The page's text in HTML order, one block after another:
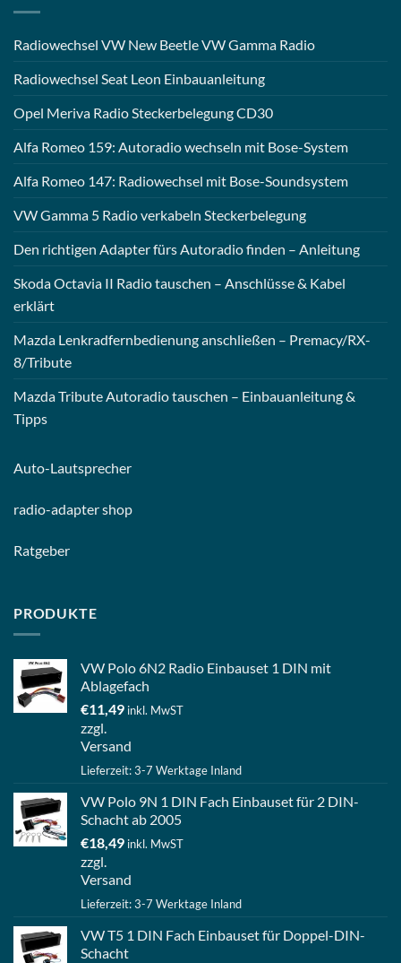
Radiowechsel VW New Beetle VW Gamma Radio
Radiowechsel Seat Leon Einbauanleitung
Opel Meriva Radio Steckerbelegung CD30
Alfa Romeo 159: Autoradio wechseln mit Bose-System
Alfa Romeo 147: Radiowechsel mit Bose-Soundsystem
VW Gamma 5 Radio verkabeln Steckerbelegung
Den richtigen Adapter fürs Autoradio finden – Anleitung
Skoda Octavia II Radio tauschen – Anschlüsse & Kabel
erklärt
Mazda Lenkradfernbedienung anschließen – Premacy/RX-
8/Tribute
Mazda Tribute Autoradio tauschen – Einbauanleitung &
Tipps
Auto-Lautsprecher
radio-adapter shop
Ratgeber
PRODUKTE
VW Polo 6N2 Radio Einbauset 1 DIN mit
Ablagefach
€11,49 inkl. MwST
zzgl.
Versand
Lieferzeit: 3-7 Werktage Inland
VW Polo 9N 1 DIN Fach Einbauset für 2 DIN-
Schacht ab 2005
€18,49 inkl. MwST
zzgl.
Versand
Lieferzeit: 3-7 Werktage Inland
VW T5 1 DIN Fach Einbauset für Doppel-DIN-
Schacht